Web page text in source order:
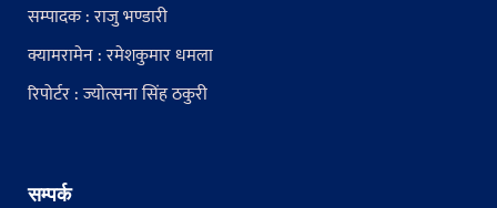
सम्पादक : राजु भण्डारी
क्यामरामेन : रमेशकुमार धमला
रिपोर्टर : ज्योत्सना सिंह ठकुरी
सम्पर्क